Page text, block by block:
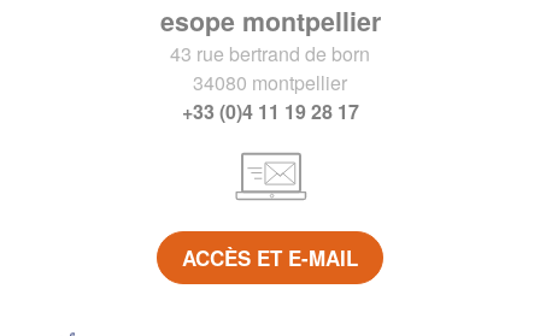
esope montpellier
43 rue bertrand de born
34080 montpellier
+33 (0)4 11 19 28 17
ACCÈS ET E-MAIL